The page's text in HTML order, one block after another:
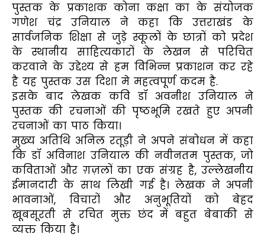
पुस्तक के प्रकाशक कोना कक्षा का के संयोजक
गणेश चंद्र उनियाल ने कहा कि उत्तराखंड के
सार्वजनिक शिक्षा से जुड़े स्कूलों के छात्रों को प्रदेश
के स्थानीय साहित्यकारों के लेखन से परिचित
करवाने के उद्देश्य से हम विभिन्न प्रकाशन कर रहे
है यह पुस्तक उस दिशा मे महत्वपूर्ण कदम है.
इसके बाद लेखक कवि डॉ अवनीश उनियाल ने
पुस्तक की रचनाओं की पृष्ठभूमि रखते हुए अपनी
रचनाओं का पाठ किया।
मुख्य अतिथि अनिल रतूड़ी ने अपने संबोधन में कहा
कि डॉ अविनाश उनियाल की नवीनतम पुस्तक, जो
कविताओं और ग़ज़लों का एक संग्रह है, उल्लेखनीय
ईमानदारी के साथ लिखी गई है। लेखक ने अपनी
भावनाओं, विचारों और अनुभूतियों को बेहद
खूबसूरती से रचित मुक्त छंद में बहुत बेबाकी से
व्यक्त किया है।